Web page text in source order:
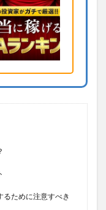
るために注意すべき